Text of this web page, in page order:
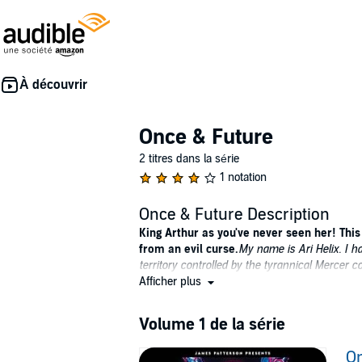
Once & Future
2 titres dans la série
1 notation
Once & Future Description
King Arthur as you've never seen her!
from an evil curse.My name is Ari Helix. I
territory controlled by the tyrannical Mercer
When Ari crash-lands on Old Earth and
"All hail this worthier-than-ever, fresh,
humor, and suspense." --Kirkus, Starred
Afficher plus
Volume 1 de la série